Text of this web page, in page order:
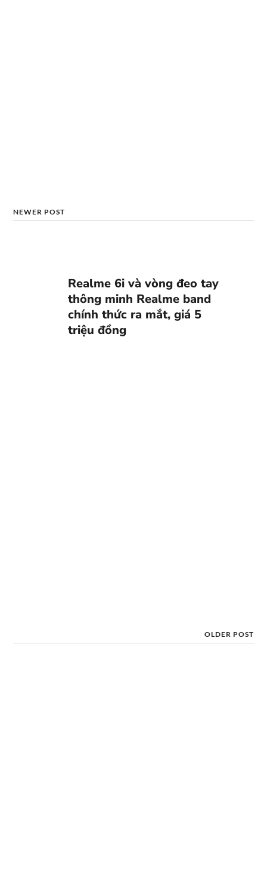
NEWER POST
Realme 6i và vòng đeo tay
thông minh Realme band
chính thức ra mắt, giá 5
triệu đồng
OLDER POST